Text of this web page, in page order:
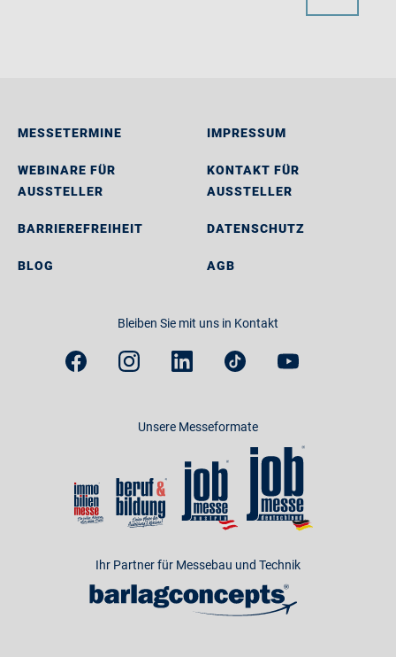
MESSETERMINE
WEBINARE FÜR
AUSSTELLER
BARRIEREFREIHEIT
BLOG
IMPRESSUM
KONTAKT FÜR
AUSSTELLER
DATENSCHUTZ
AGB
Bleiben Sie mit uns in Kontakt
Unsere Messeformate
Ihr Partner für Messebau und Technik